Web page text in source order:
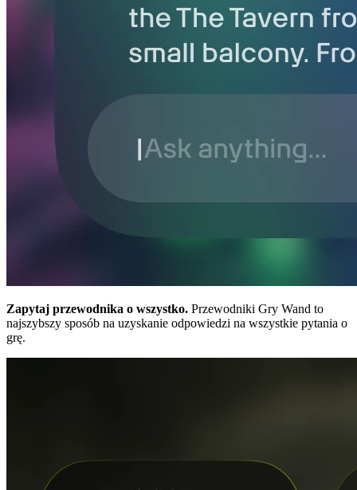
Zapytaj przewodnika o wszystko. Przewodniki Gry Wand to
najszybszy sposób na uzyskanie odpowiedzi na wszystkie pytania o
grę.